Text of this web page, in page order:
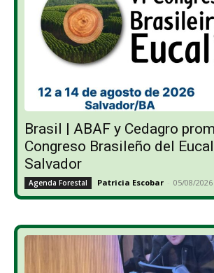
Brasil | ABAF y Cedagro
Congreso Brasileño del
Salvador
Agenda Forestal Patricia Escobar - 05/08/2026